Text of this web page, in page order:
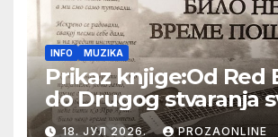
INFO MUZIKA
Prikaz knjige:Od Red
do Drugog stvaranja
(bilo neko vreme
18. ЈУЛ 2026. PROZAONLINE